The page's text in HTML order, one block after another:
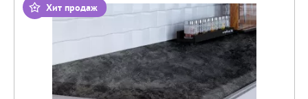
Хит продаж